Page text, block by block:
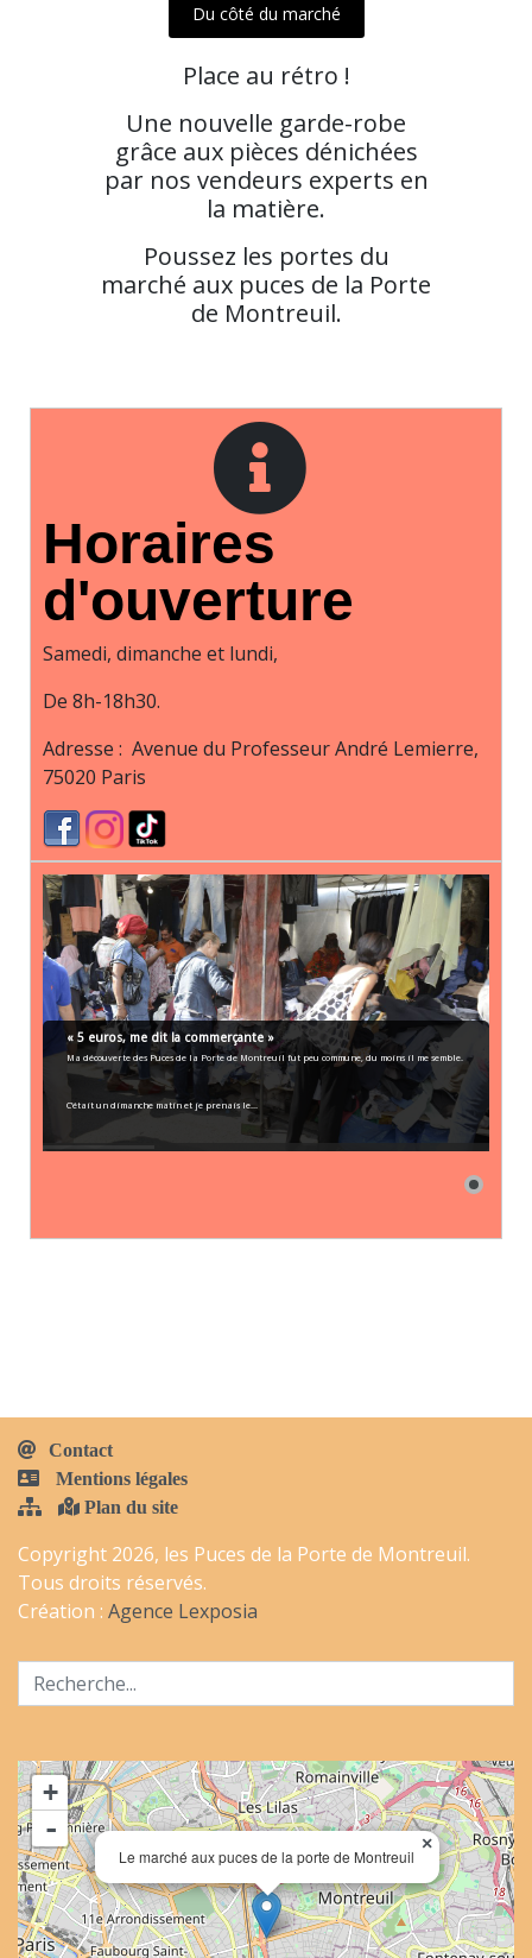
Du côté du marché
Place au rétro !
Une nouvelle garde-robe
grâce aux pièces dénichées
par nos vendeurs experts en
la matière.
Poussez les portes du
marché aux puces de la Porte
de Montreuil.
Horaires
d'ouverture
Samedi, dimanche et lundi,
De 8h-18h30.
Adresse : Avenue du Professeur André Lemierre,
75020 Paris
« 5 euros, me dit la commerçante »
Ma découverte des Puces de la Porte de Montreuil fut peu commune, du moins il me semble.
C’était un dimanche matin et je prenais le...
Contact
Mentions légales
Plan du site
Copyright 2026, les Puces de la Porte de Montreuil.
Tous droits réservés.
Création : Agence Lexposia
×
Le marché aux puces de la porte de Montreuil
+
-